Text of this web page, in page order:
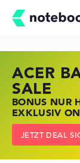
ACER
SALE
BONUS NUR
EXKLUSIV
JETZT DEAL
HP
JETZT
KRÄFTIG
ZU DEN HP
NOTEBOOKS
KRÄFTIG
LENOVO